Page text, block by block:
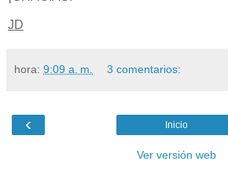
JD
hora: 9:09 a. m. 3 comentarios:
‹ Inicio
Ver versión web